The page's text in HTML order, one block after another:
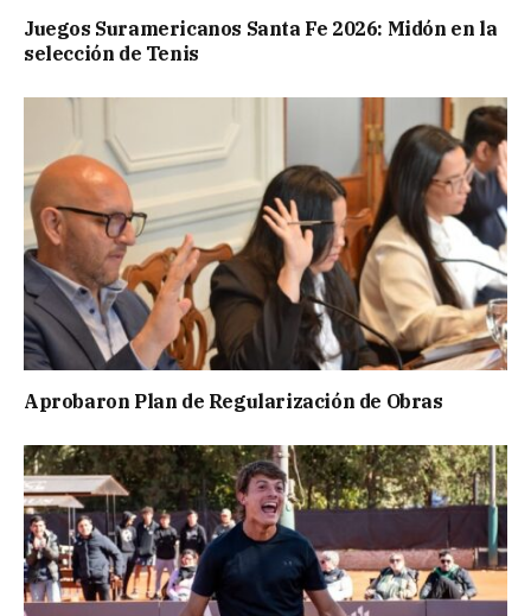
Juegos Suramericanos Santa Fe 2026: Midón en la
selección de Tenis
Aprobaron Plan de Regularización de Obras